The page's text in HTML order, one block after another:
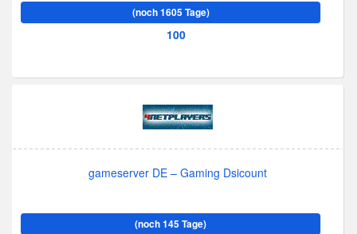
(noch 1605 Tage)
100
gameserver DE – Gaming Dsicount
(noch 145 Tage)